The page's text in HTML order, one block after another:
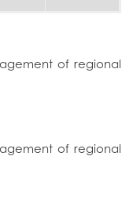
of regional
of regional